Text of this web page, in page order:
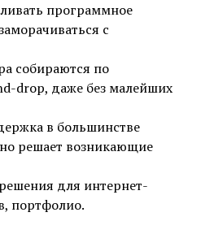
программное
с
собираются по
drop, даже без малейших
в большинстве
решает возникающие
для интернет-
портфолио.